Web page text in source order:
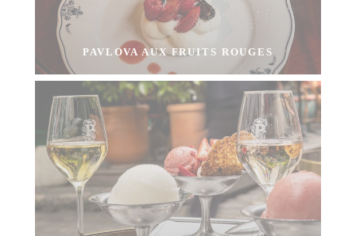
PAVLOVA AUX FRUITS ROUGES